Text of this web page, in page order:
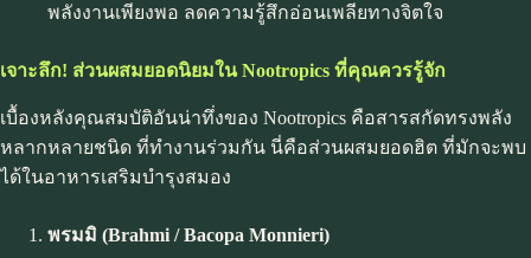
พลังงานเพียงพอ ลดความรู้สึกอ่อนเพลียทางจิตใจ
เจาะลึก! ส่วนผสมยอดนิยมในNootropics ที่คุณควรรู้จัก
เบื้องหลังคุณสมบัติอันน่าทึ่งของ Nootropics คือสารสกัดทรงพลัง
หลากหลายชนิด ที่ทำงานร่วมกัน นี่คือส่วนผสมยอดฮิต ที่มักจะพบ
ได้ในอาหารเสริมบำรุงสมอง
พรมมิ (Brahmi / Bacopa Monnieri)